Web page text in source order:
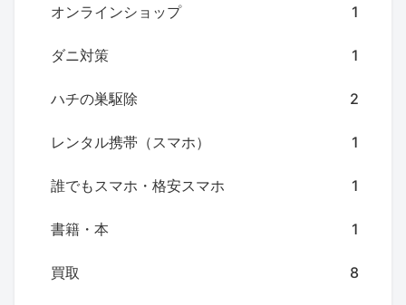
オンラインショップ 1
ダニ対策 1
ハチの巣駆除 2
レンタル携帯（スマホ） 1
誰でもスマホ・格安スマホ 1
書籍・本 1
買取 8